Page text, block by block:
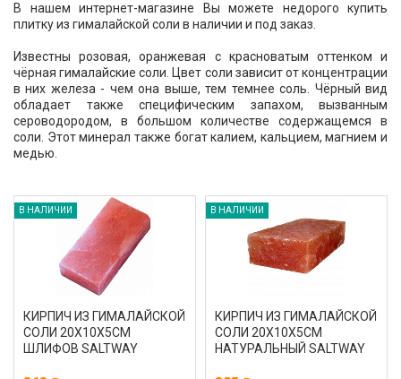
В НАЛИЧИИ
КИРПИЧ ИЗ ГИМАЛАЙСКОЙ
СОЛИ 20Х10Х5СМ
ШЛИФОВ SALTWAY
В НАЛИЧИИ
КИРПИЧ ИЗ ГИМАЛАЙСКОЙ
СОЛИ 20Х10Х5СМ
НАТУРАЛЬНЫЙ SALTWAY
В нашем интернет-магазине Вы можете недорого купить
плитку из гималайской соли в наличии и под заказ.
Известны розовая, оранжевая с красноватым оттенком и
чёрная гималайские соли. Цвет соли зависит от концентрации
в них железа - чем она выше, тем темнее соль. Чёрный вид
обладает также специфическим запахом, вызванным
сероводородом, в большом количестве содержащемся в
соли. Этот минерал также богат калием, кальцием, магнием и
медью.